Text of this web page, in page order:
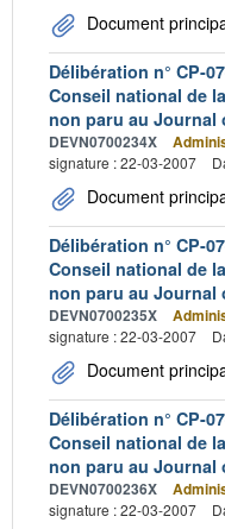
Document
Délibération n° CP-
Conseil national de
non paru au Journal
DEVN0700234X
signature : 22-03-2007
Document
Délibération n° CP-
Conseil national de
non paru au Journal
DEVN0700235X
signature : 22-03-2007
Document
Délibération n° CP-
Conseil national de
non paru au Journal
DEVN0700236X
signature : 22-03-2007